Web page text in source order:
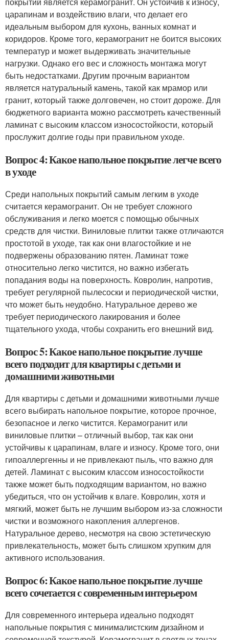
царапинам и воздействию влаги, что делает его
идеальным выбором для кухонь, ванных комнат и
коридоров. Кроме того, керамогранит не боится высоких
температур и может выдерживать значительные
нагрузки. Однако его вес и сложность монтажа могут
быть недостатками. Другим прочным вариантом
является натуральный камень, такой как мрамор или
гранит, который также долговечен, но стоит дороже. Для
бюджетного варианта можно рассмотреть качественный
ламинат с высоким классом износостойкости, который
прослужит долгие годы при правильном уходе.
Вопрос 4: Какое напольное покрытие легче всего
в уходе
Среди напольных покрытий самым легким в уходе
считается керамогранит. Он не требует сложного
обслуживания и легко моется с помощью обычных
средств для чистки. Виниловые плитки также отличаются
простотой в уходе, так как они влагостойкие и не
подвержены образованию пятен. Ламинат тоже
относительно легко чистится, но важно избегать
попадания воды на поверхность. Ковролин, напротив,
требует регулярной пылесоски и периодической чистки,
что может быть неудобно. Натуральное дерево же
требует периодического лакирования и более
тщательного ухода, чтобы сохранить его внешний вид.
Вопрос 5: Какое напольное покрытие лучше
всего подходит для квартиры с детьми и
домашними животными
Для квартиры с детьми и домашними животными лучше
всего выбирать напольное покрытие, которое прочное,
безопасное и легко чистится. Керамогранит или
виниловые плитки – отличный выбор, так как они
устойчивы к царапинам, влаге и износу. Кроме того, они
гипоаллергенны и не привлекают пыль, что важно для
детей. Ламинат с высоким классом износостойкости
также может быть подходящим вариантом, но важно
убедиться, что он устойчив к влаге. Ковролин, хотя и
мягкий, может быть не лучшим выбором из-за сложности
чистки и возможного накопления аллергенов.
Натуральное дерево, несмотря на свою эстетическую
привлекательность, может быть слишком хрупким для
активного использования.
Вопрос 6: Какое напольное покрытие лучше
всего сочетается с современным интерьером
Для современного интерьера идеально подходят
напольные покрытия с минималистским дизайном и